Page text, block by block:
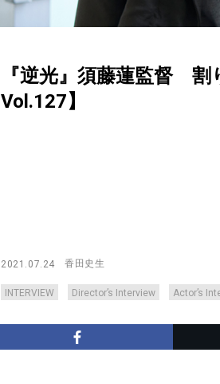
『逆光』須藤蓮監督
Vol.127】
2021.07.24 香田史生
INTERVIEW Director’s Interview Actor’s